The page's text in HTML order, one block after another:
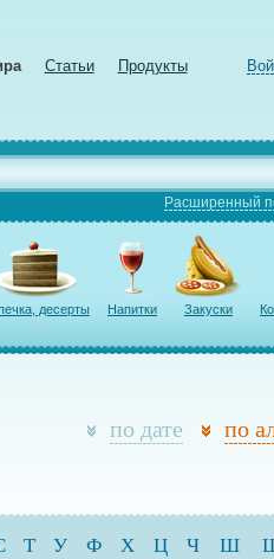
Статьи Продукты
Расширенный
десерты Напитки Закуски
по дате по
Т У Ф Х Ц Ч Ш